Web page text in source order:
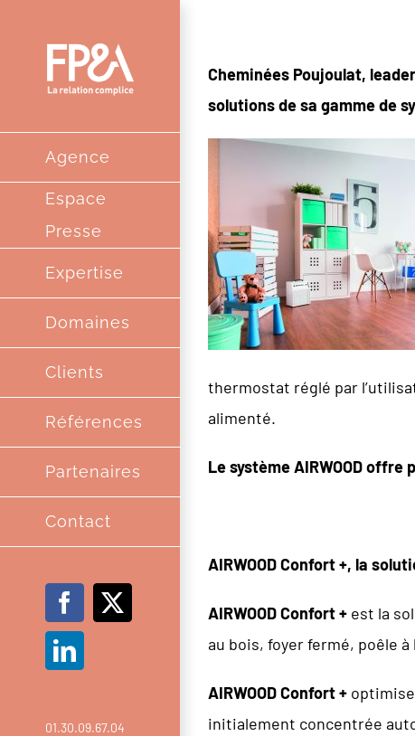
contenu
Agence
Espace
Presse
Expertise
Domaines
Clients
Références
Partenaires
Contact
Facebook
X
LinkedIn
01.30.09.67.04
Cheminées Poujoulat,
solutions desa gammede
thermostat réglé par
alimenté.
Le système AIRWOOD offre
AIRWOOD Confort +, la
AIRWOODConfort + est la
au bois, foyer fermé, poêle
AIRWOOD Confort +
initialement concentrée